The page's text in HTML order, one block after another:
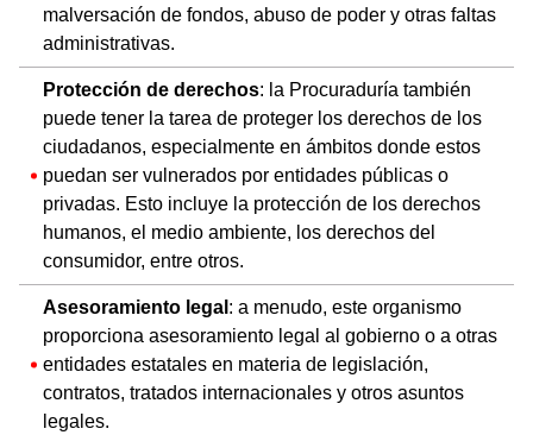
malversación de fondos, abuso de poder y otras faltas
administrativas.
Protección de derechos: la Procuraduría también
puede tener la tarea de proteger los derechos de los
ciudadanos, especialmente en ámbitos donde estos
puedan ser vulnerados por entidades públicas o
privadas. Esto incluye la protección de los derechos
humanos, el medio ambiente, los derechos del
consumidor, entre otros.
Asesoramiento legal : a menudo, este organismo
proporciona asesoramiento legal al gobierno o a otras
entidades estatales en materia de legislación,
contratos, tratados internacionales y otros asuntos
legales.